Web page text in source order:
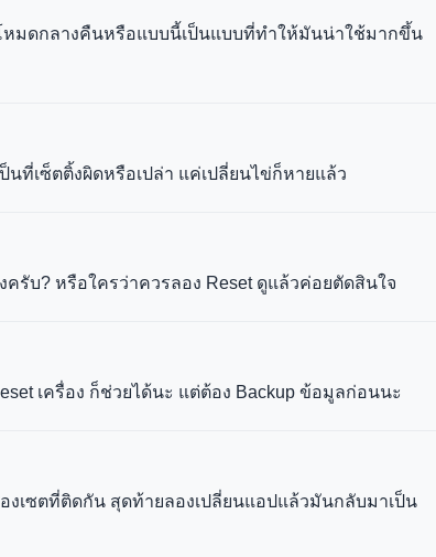
หมดกลางคืนหรือแบบนี้เป็นแบบที่ทำให้มันน่าใช้มากขึ้น
นที่เซ็ตติ้งผิดหรือเปล่า แค่เปลี่ยนไข่ก็หายแล้ว
รับ? หรือใครว่าควรลอง Reset ดูแล้วค่อยตัดสินใจ
เครื่อง ก็ช่วยได้นะ แต่ต้อง Backup ข้อมูลก่อนนะ
งเซตที่ติดกัน สุดท้ายลองเปลี่ยนแอปแล้วมันกลับมาเป็น